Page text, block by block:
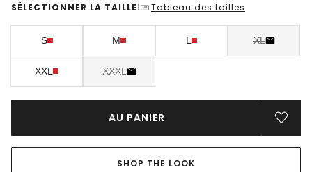
SÉLECTIONNER LA TAILLE | Tableau des tailles
S M L XL
XXL XXXL
AU PANIER
SHOP THE LOOK